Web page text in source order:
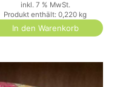
inkl. 7 % MwSt.
Produkt enthält: 0,220 kg
In den Warenkorb